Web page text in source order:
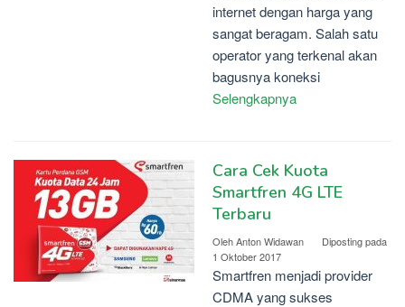
internet dengan harga yang
sangat beragam. Salah satu
operator yang terkenal akan
bagusnya koneksi
Selengkapnya
Cara Cek Kuota
Smartfren 4G LTE
Terbaru
OlehAnton Widawan
Diposting pada
1 Oktober 2017
Smartfren menjadi provider
CDMA yang sukses